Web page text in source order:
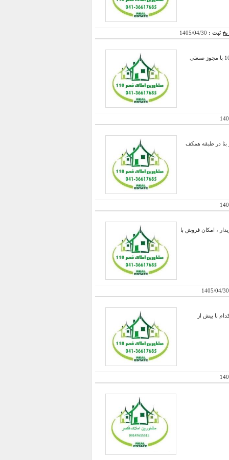
ثبت : 1405/04/30
فروش یک ملک به مساحت 317 متر مربع دارای 2 باب مغازه مجاز جمعا به متراژ 100 و یک سالن کارگاهی به متراژ 100 با مجوز صنعتی
قابل نشیمن ، بازسازی شده کلی به ابعاد 13 در 23 ، دارای 182 متر زیر بنا در طبقه همکف
در سال1401 در صورت درخواست خریدار ، امکان فروش با
1405/04/30
عرصه حدود سه هکتار ، دارای دو سالن 850 متری هر کدام با بیش از